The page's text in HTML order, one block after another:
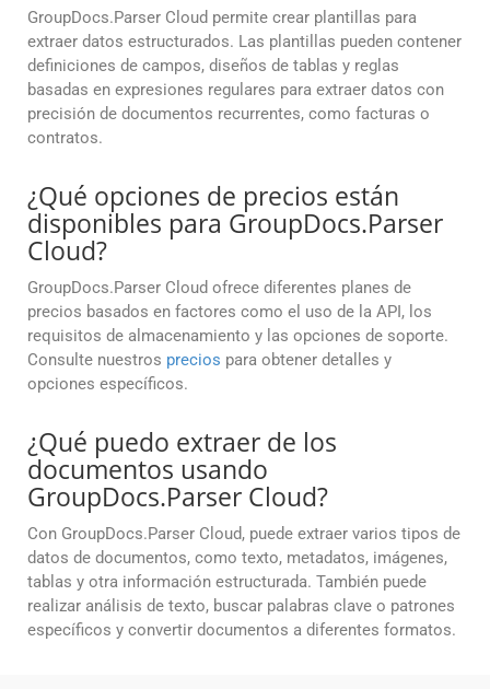
GroupDocs.Parser Cloud permite crear plantillas para
extraer datos estructurados. Las plantillas pueden contener
definiciones de campos, diseños de tablas y reglas
basadas en expresiones regulares para extraer datos con
precisión de documentos recurrentes, como facturas o
contratos.
¿Qué opciones de precios están
disponibles para GroupDocs.Parser
Cloud?
GroupDocs.Parser Cloud ofrece diferentes planes de
precios basados en factores como el uso de la API, los
requisitos de almacenamiento y las opciones de soporte.
Consulte nuestros precios para obtener detalles y
opciones específicos.
¿Qué puedo extraer de los
documentos usando
GroupDocs.Parser Cloud?
Con GroupDocs.Parser Cloud, puede extraer varios tipos de
datos de documentos, como texto, metadatos, imágenes,
tablas y otra información estructurada. También puede
realizar análisis de texto, buscar palabras clave o patrones
específicos y convertir documentos a diferentes formatos.